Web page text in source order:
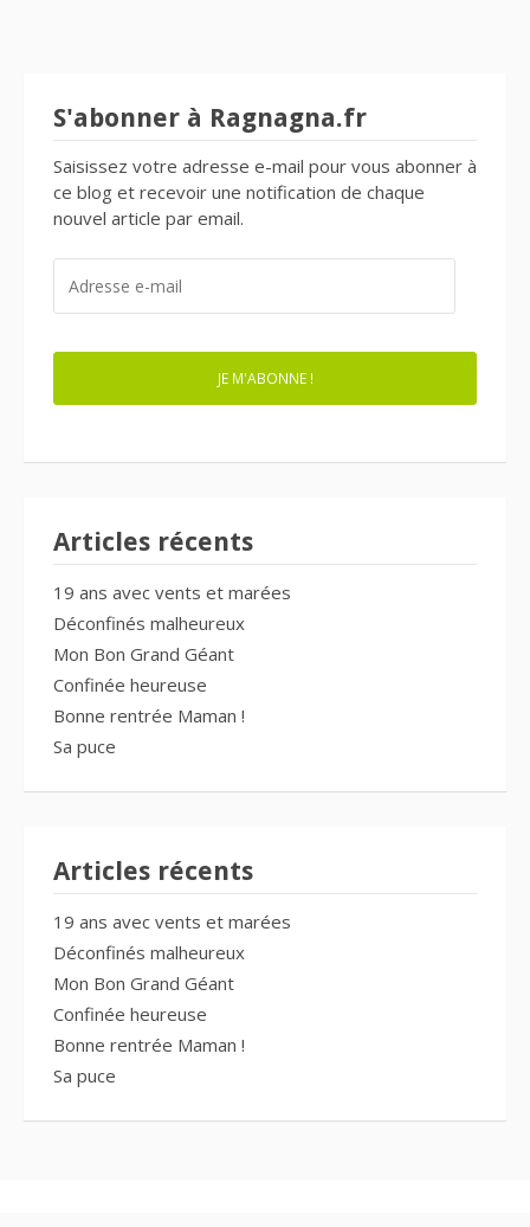
S'abonner à Ragnagna.fr
Saisissez votre adresse e-mail pour vous abonner à
ce blog et recevoir une notification de chaque
nouvel article par email.
MAIL
JE M'ABONNE !
Articles récents
19 ans avec vents et marées
Déconfinés malheureux
Mon Bon Grand Géant
Confinée heureuse
Bonne rentrée Maman !
Sa puce
Articles récents
19 ans avec vents et marées
Déconfinés malheureux
Mon Bon Grand Géant
Confinée heureuse
Bonne rentrée Maman !
Sa puce